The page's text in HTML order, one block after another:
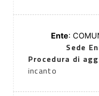
Ente:
Sede
Procedura di
incanto